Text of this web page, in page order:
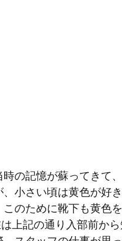
の記憶が蘇ってきて
、小さい頃は黄色が好
のために靴下も黄色
上記の通り入部前か